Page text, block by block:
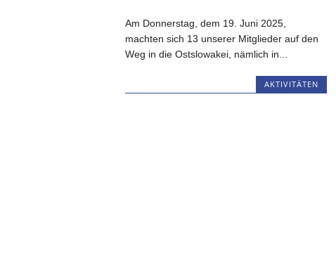
Am Donnerstag, dem 19. Juni 2025,
machten sich 13 unserer Mitglieder auf den
Weg in die Ostslowakei, nämlich in...
AKTIVITÄTEN